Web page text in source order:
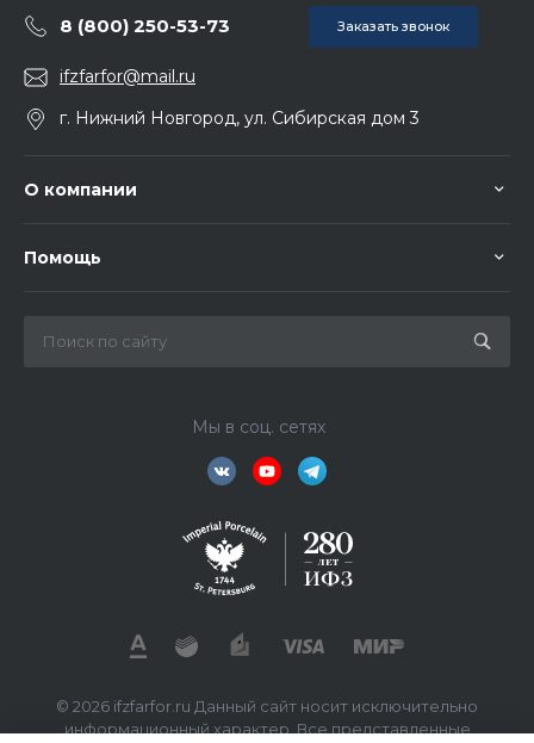
8 (800) 250-53-73 Заказать звонок
ifzfarfor@mail.ru
г. Нижний Новгород, ул. Сибирская дом 3
О компании
Помощь
Мы в соц. сетях
© 2026 ifzfarfor.ru Данный сайт носит исключительно
информационный характер. Все представленные